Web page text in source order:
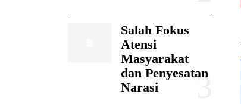
Salah Fokus
Atensi
Masyarakat
dan Penyesatan
Narasi